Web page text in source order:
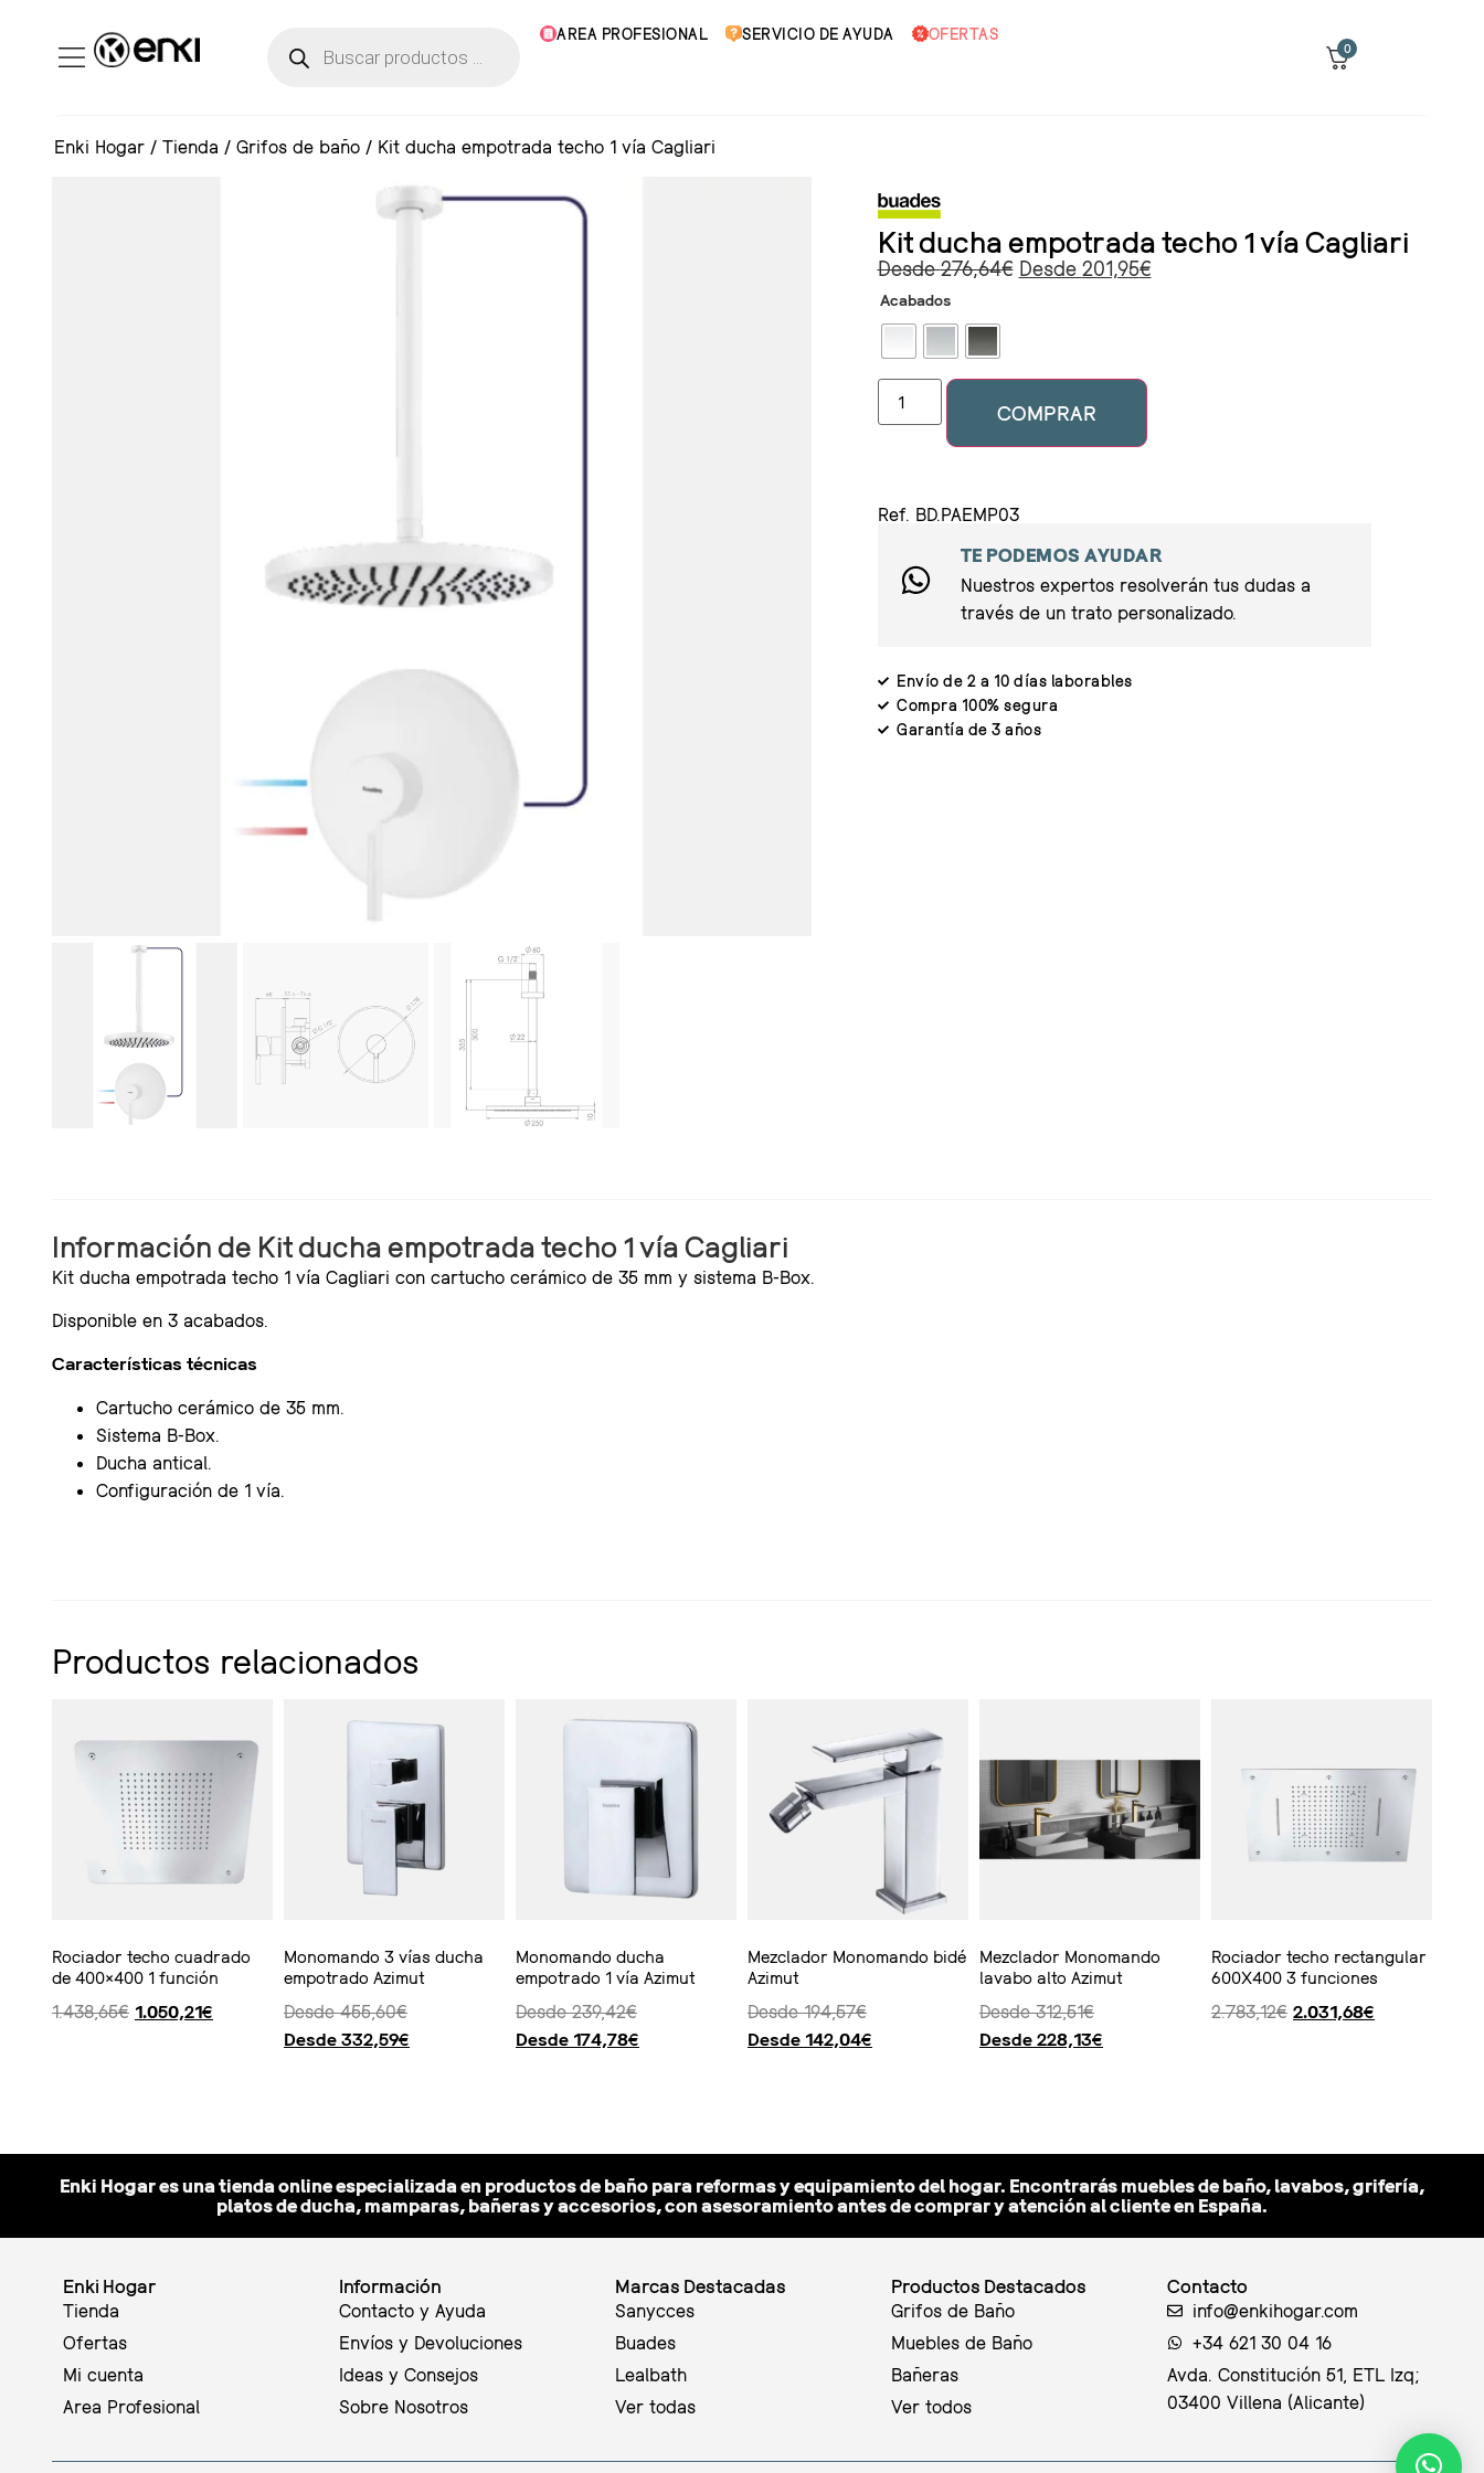
AREA PROFESIONAL SERVICIO DE AYUDA OFERTAS
0
Enki Hogar / Tienda / Grifos de baño / Kit ducha empotrada techo 1 vía Cagliari
Kit ducha empotrada techo 1 vía Cagliari
Desde276,64€ Desde 201,95€
Acabados
COMPRAR
Ref. BD.PAEMP03
TE PODEMOS AYUDAR
Nuestros expertos resolverán tus dudas a
través de un trato personalizado.
Envío de 2 a 10 días laborables
Compra 100% segura
Garantía de 3 años
Información de Kit ducha empotrada techo 1 vía Cagliari
Kit ducha empotrada techo 1 vía Cagliari con cartucho cerámico de 35 mm y sistema B-Box.
Disponible en 3 acabados.
Características técnicas
Cartucho cerámico de 35 mm.
Sistema B-Box.
Ducha antical.
Configuración de 1 vía.
Productos relacionados
Rociador techo cuadrado
de 400×400 1 función
1.438,65€ 1.050,21€
Monomando 3 vías ducha
empotrado Azimut
Desde455,60€
Desde 332,59€
Monomando ducha
empotrado 1 vía Azimut
Desde239,42€
Desde 174,78€
Mezclador Monomando bidé
Azimut
Desde194,57€
Desde 142,04€
Mezclador Monomando
lavabo alto Azimut
Desde312,51€
Desde 228,13€
Rociador techo rectangular
600X400 3 funciones
2.783,12€ 2.031,68€
Enki Hogar es una tienda online especializada en productos de baño para reformas y equipamiento del hogar. Encontrarás muebles de baño, lavabos, grifería,
platos de ducha, mamparas, bañeras y accesorios, con asesoramiento antes de comprar y atención al cliente en España.
Enki Hogar
Tienda
Ofertas
Mi cuenta
Area Profesional
Información
Contacto y Ayuda
Envíos y Devoluciones
Ideas y Consejos
Sobre Nosotros
Marcas Destacadas
Sanycces
Buades
Lealbath
Ver todas
Productos Destacados
Grifos de Baño
Muebles de Baño
Bañeras
Ver todos
Contacto
info@enkihogar.com
+34 621 30 04 16
Avda. Constitución 51, ETL Izq;
03400 Villena (Alicante)